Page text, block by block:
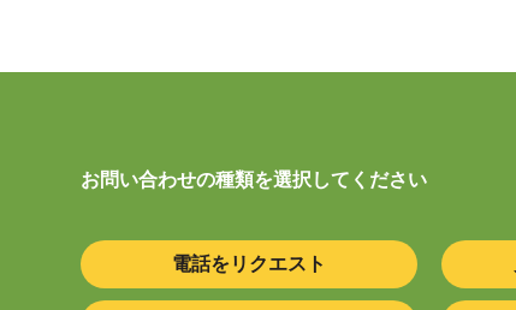
お問い合わせの種類を選択してください
電話をリクエスト